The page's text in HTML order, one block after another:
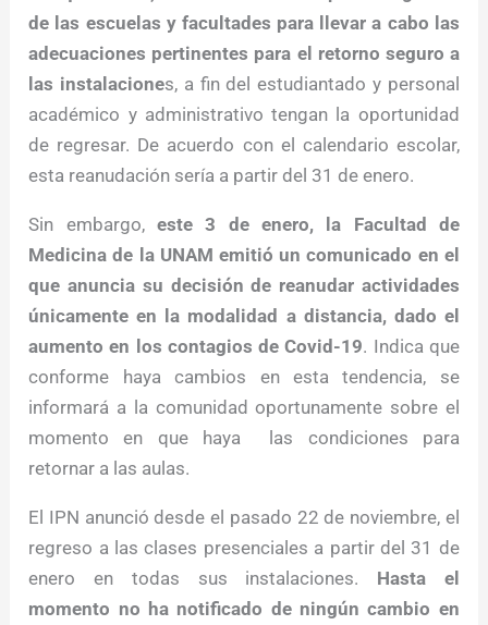
de las escuelas y facultades para llevar a cabo las
adecuaciones pertinentes para el retorno seguro a
las instalaciones, a fin del estudiantado y personal
académico y administrativo tengan la oportunidad
de regresar. De acuerdo con el calendario escolar,
esta reanudación sería a partir del 31 de enero.
Sin embargo, este 3 de enero, la Facultad de
Medicina de la UNAM emitió un comunicado en el
que anuncia su decisión de reanudar actividades
únicamente en la modalidad a distancia, dado el
aumento en los contagios de Covid-19. Indica que
conforme haya cambios en esta tendencia, se
informará a la comunidad oportunamente sobre el
momento en que haya las condiciones para
retornar a las aulas.
El IPN anunció desde el pasado 22 de noviembre, el
regreso a las clases presenciales a partir del 31 de
enero en todas sus instalaciones. Hasta el
momento no ha notificado de ningún cambio en